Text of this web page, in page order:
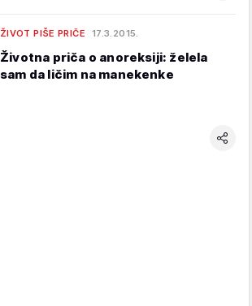
ŽIVOT PIŠE PRIČE 17.3.2015.
Životna priča o anoreksiji: želela
sam da ličim na manekenke